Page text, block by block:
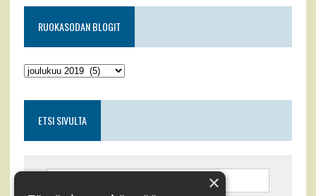
RUOKASODAN BLOGIT
ETSI SIVULTA
×